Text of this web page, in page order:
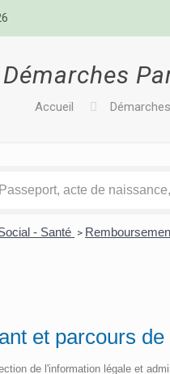
Démarches
Accueil
- Santé >
et parcours
de l'information légale et